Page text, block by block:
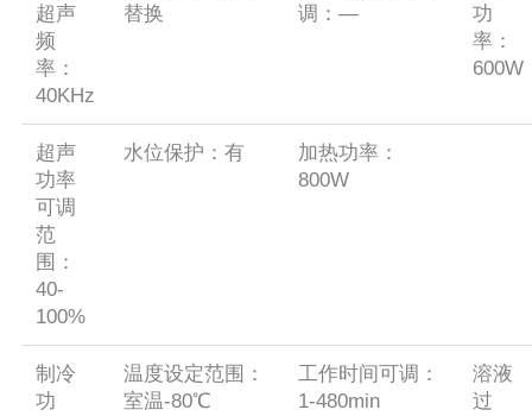
超声
频
率：
40KHz
替换
调：—
功
率：
600W
超声
功率
可调
范
围：
40-
100%
水位保护：有
加热功率：
800W
制冷
功
温度设定范围：
室温-80℃
工作时间可调：
1-480min
溶液
过